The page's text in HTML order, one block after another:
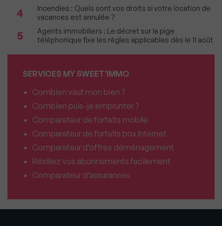
4
Incendies : Quels sont vos droits si votre location de
vacances est annulée ?
5
Agents immobiliers : Le décret sur la pige
téléphonique fixe les règles applicables dès le 11 août
SERVICES MY SWEET'IMMO
Combien vaut mon bien ?
Combien puis-je emprunter ?
Comparateur de forfaits mobile
Comparateur de forfaits box Internet
Comparateur d’offres déménagement
Résiliez vos abonnements facilement
Comparateur d’assurances